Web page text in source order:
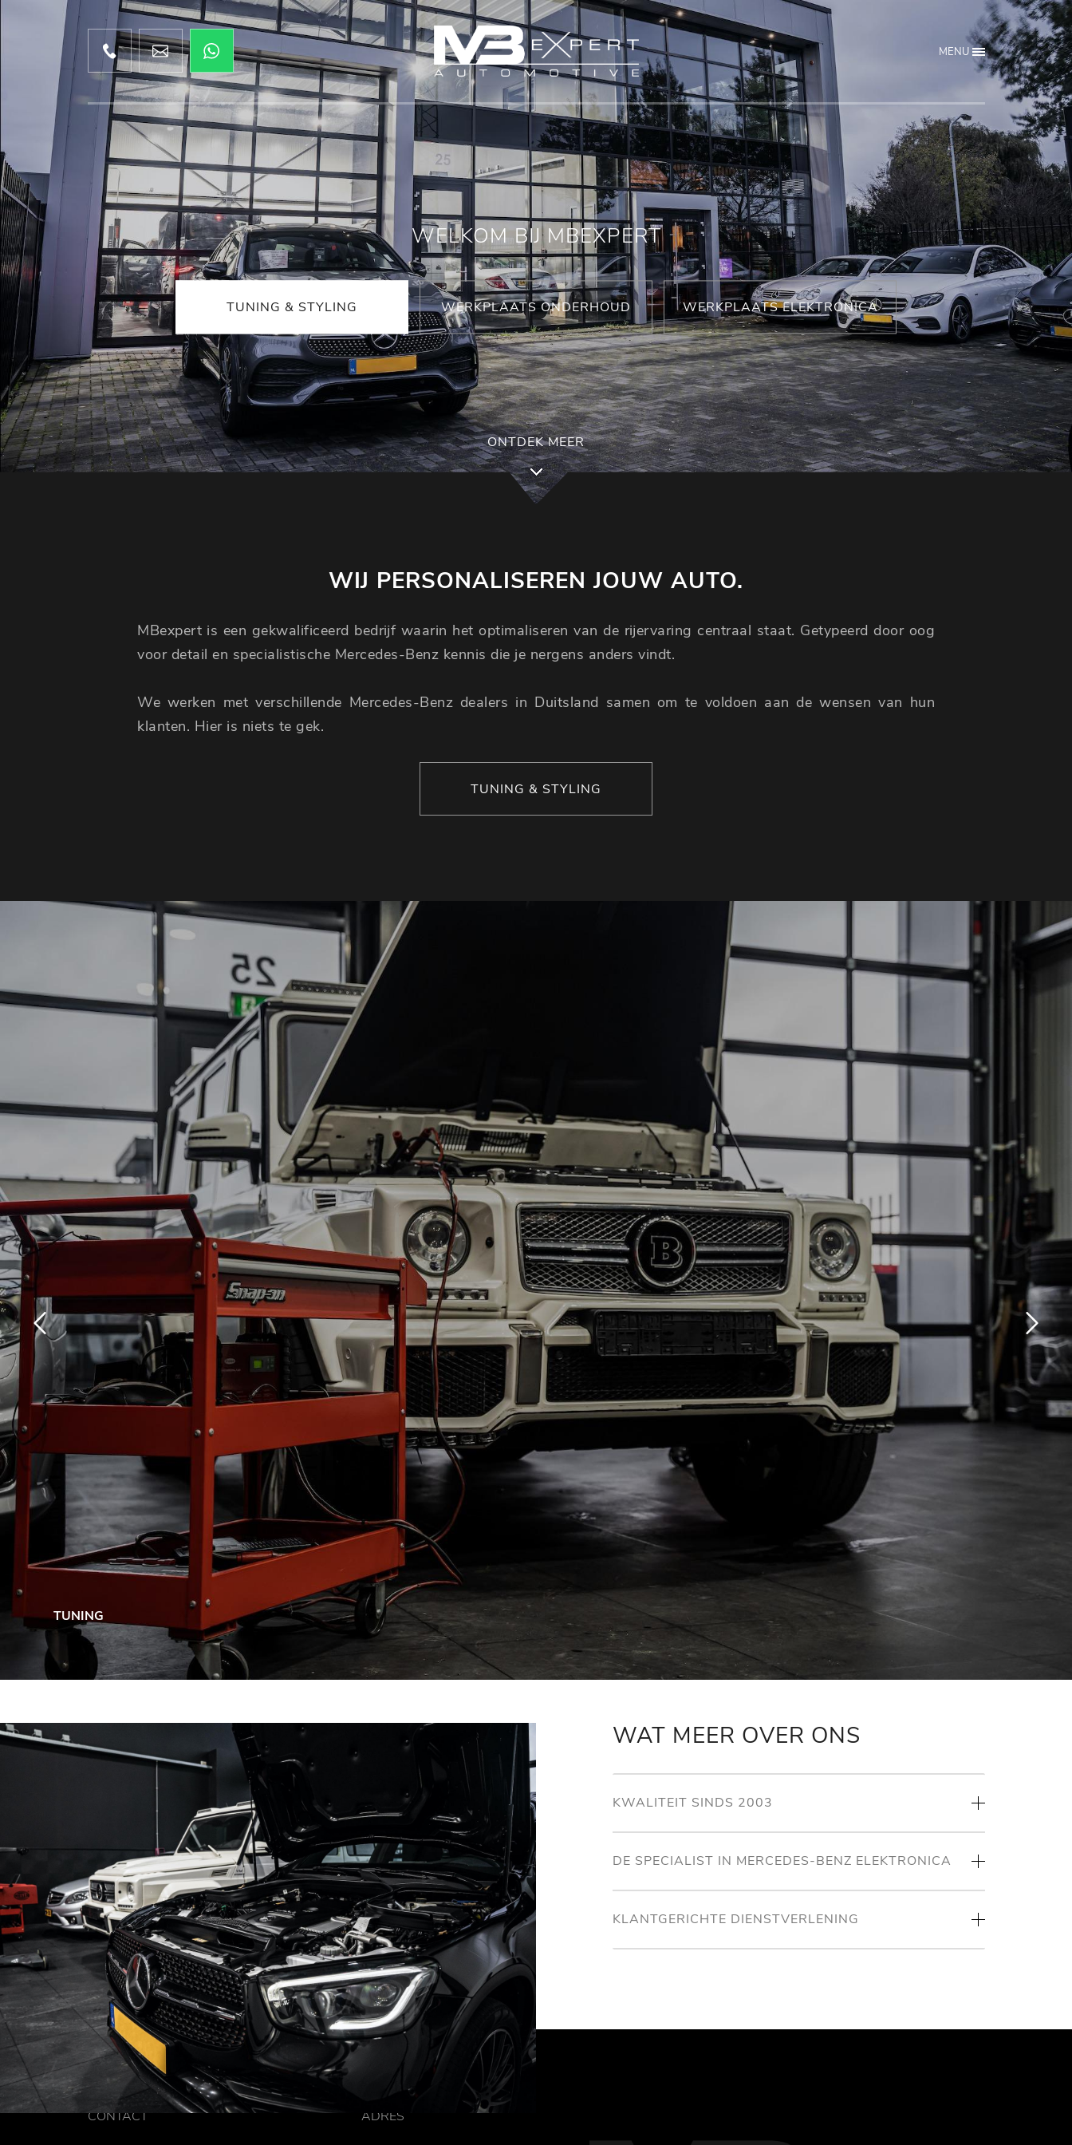
MENU
WELKOM BIJ MBEXPERT
TUNING & STYLING WERKPLAATS ONDERHOUD WERKPLAATS ELEKTRONICA
ONTDEK MEER
WIJ PERSONALISEREN JOUW AUTO.
MBexpert is een gekwalificeerd bedrijf waarin het optimaliseren van de rijervaring centraal staat. Getypeerd door oog
voor detail en specialistische Mercedes-Benz kennis die je nergens anders vindt.
We werken met verschillende Mercedes-Benz dealers in Duitsland samen om te voldoen aan de wensen van hun
klanten. Hier is niets te gek.
TUNING & STYLING
TUNING
WAT MEER OVER ONS
KWALITEIT SINDS 2003
DE SPECIALIST IN MERCEDES-BENZ ELEKTRONICA
KLANTGERICHTE DIENSTVERLENING
CONTACT ADRES